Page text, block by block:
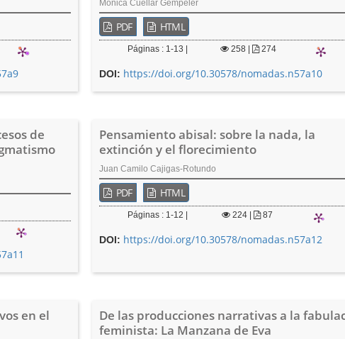
Mónica Cuéllar Gempeler
PDF HTML
Páginas : 1-13 | 258 274
DOI: https://doi.org/10.30578/nomadas.n57a10
de
Pensamiento abisal: sobre la nada, la
extinción y el florecimiento
Juan Camilo Cajigas-Rotundo
PDF HTML
Páginas : 1-12 | 224 87
DOI: https://doi.org/10.30578/nomadas.n57a12
en el
De las producciones narrativas a la
feminista: La Manzana de Eva